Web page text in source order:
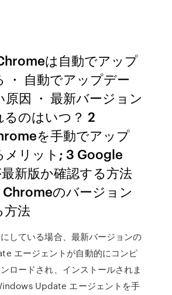
は自動でアップ
・ 自動でアップデー
原因 ・ 最新バージョン
るのはいつ？ 2
を手動でアップ
メリット; 3 Google
新版か確認する方法
Chromeのバージョン
方法
している場合、最新バージョンの
エージェントが自動的にコンピ
ロードされ、インストールされま
Update エージェントを手